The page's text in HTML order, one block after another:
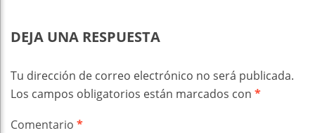
DEJA UNA RESPUESTA
Tu dirección de correo electrónico no será publicada.
Los campos obligatorios están marcados con *
Comentario *